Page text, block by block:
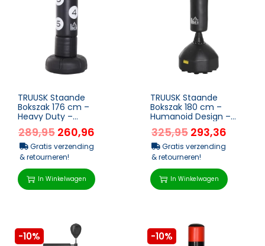
TRUUSK Staande
Bokszak 176 cm –
Heavy Duty –
Vrijstaand met
Standaard en Vinyl Pad
̵...
289,95 260,96
Gratis verzending
& retourneren!
In Winkelwagen
TRUUSK Staande
Bokszak 180 cm –
Humanoid Design –
Heavy Duty – Voor
Professionals ...
325,95 293,36
Gratis verzending
& retourneren!
In Winkelwagen
-10% -10%